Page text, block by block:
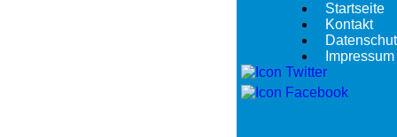
Startseite
Kontakt
Impressum